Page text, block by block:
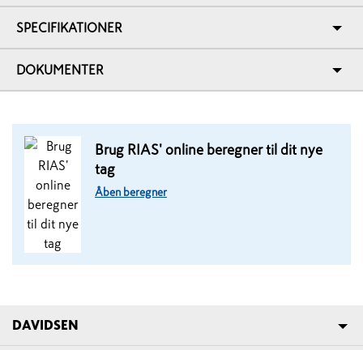
SPECIFIKATIONER
DOKUMENTER
Brug RIAS' online beregner til dit nye
tag
Åben beregner
DAVIDSEN